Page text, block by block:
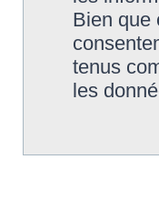
Bien que
tenus
les